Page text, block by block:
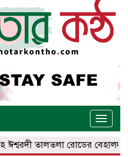
Toggle
তালতলা রোডের বেহালদশা